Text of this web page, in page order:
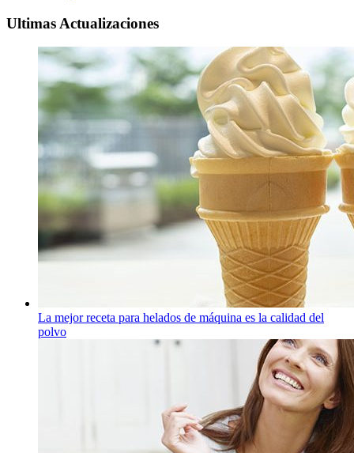
Ultimas Actualizaciones
La mejor receta para helados de máquina es la calidad del
polvo